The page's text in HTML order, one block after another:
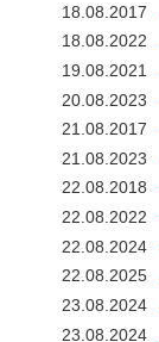
18.08.2017
18.08.2022
19.08.2021
20.08.2023
21.08.2017
21.08.2023
22.08.2018
22.08.2022
22.08.2024
22.08.2025
23.08.2024
23.08.2024